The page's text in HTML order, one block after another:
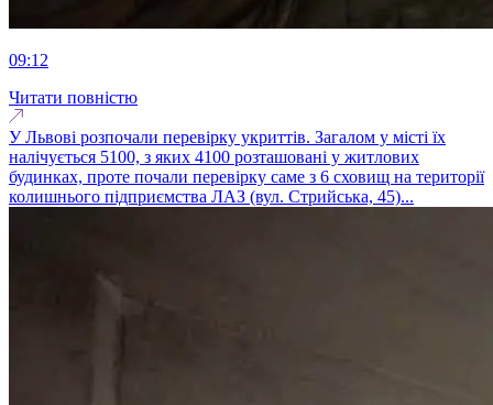
09:12
Читати повністю
У Львові розпочали перевірку укриттів. Загалом у місті їх
налічується 5100, з яких 4100 розташовані у житлових
будинках, проте почали перевірку саме з 6 сховищ на території
колишнього підприємства ЛАЗ (вул. Стрийська, 45)...